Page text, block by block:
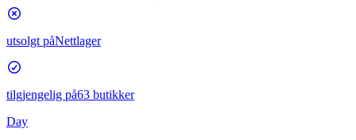
utsolgt påNettlager
tilgjengelig på63 butikker
Day